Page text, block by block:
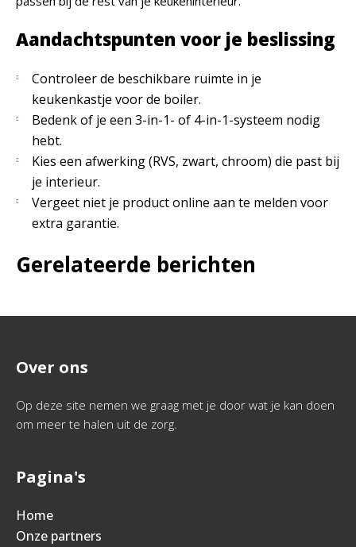
Aandachtspunten voor je beslissing
Controleer de beschikbare ruimte in je
keukenkastje voor de boiler.
Bedenk of je een 3-in-1- of 4-in-1-systeem nodig
hebt.
Kies een afwerking (RVS, zwart, chroom) die past bij
je interieur.
Vergeet niet je product online aan te melden voor
extra garantie.
Gerelateerde berichten
Over ons
Op deze site nemen we graag met je door wat je kan doen
om meer te halen uit de zorg.
Pagina's
Home
Onze partners